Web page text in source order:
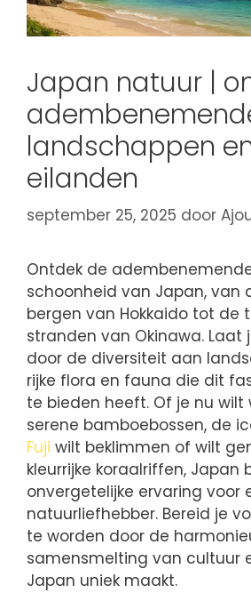
Japan natuur |
landschappen
eilanden
september 25, 2025 door
Ontdek de
schoonheid van Japan, van
bergen van Hokkaido tot de
stranden van Okinawa. Laat
door de diversiteit aan
rijke flora en fauna die dit
te bieden heeft. Of je nu
serene bamboebossen, de
Fuji wilt beklimmen of wilt
kleurrijke koraalriffen, Japan
onvergetelijke ervaring voor
natuurliefhebber. Bereid je
te worden door de
samensmelting van cultuur
Japan uniek maakt.